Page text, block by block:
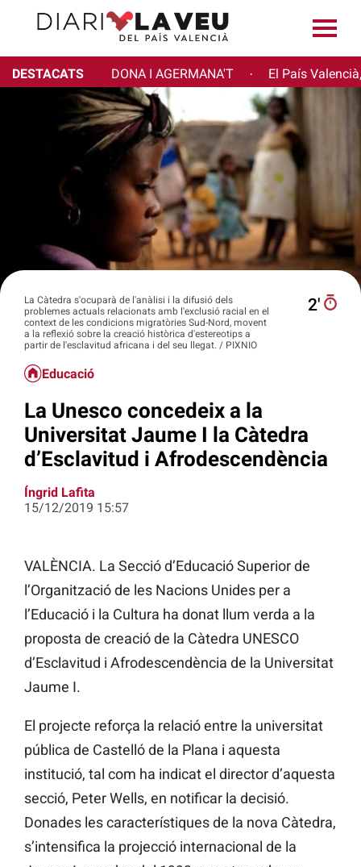
DESTACATS DONA I AGERMANA'T · El País
La Càtedra s'ocuparà de l'anàlisi i la difusió dels
problemes actuals relacionats amb l'exclusió racial en el
context de les condicions migratòries Sud-Nord, movent
a la reflexió sobre la creació històrica d'estereotips a
partir de l'esclavitud africana i del seu llegat. / PIXNIO
2′
Educació
La Unesco concedeix a la
Universitat Jaume I la Càtedra
d’Esclavitud i Afrodescendència
Íngrid Lafita
15/12/2019 15:57
VALÈNCIA. La Secció d’Educació Superior de
l’Organització de les Nacions Unides per a
l’Educació i la Cultura ha donat llum verda a la
proposta de creació de la Càtedra UNESCO
d’Esclavitud i Afrodescendència de la Universitat
Jaume I.
El projecte reforça la relació entre la universitat
pública de Castelló de la Plana i aquesta
institució, tal com ha indicat el director d’aquesta
secció, Peter Wells, en notificar la decisió.
Donades les característiques de la nova Càtedra,
s’intensifica la projecció internacional de la